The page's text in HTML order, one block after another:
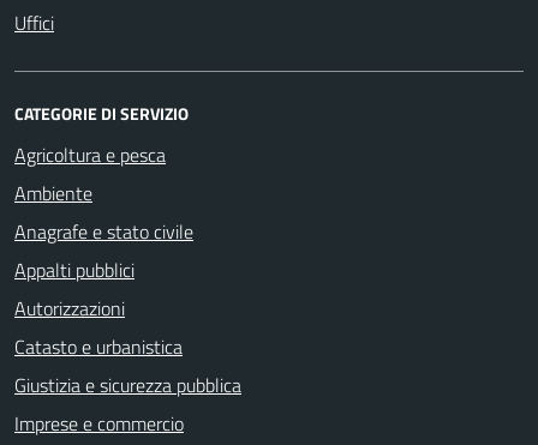
Uffici
CATEGORIE DI SERVIZIO
Agricoltura e pesca
Ambiente
Anagrafe e stato civile
Appalti pubblici
Autorizzazioni
Catasto e urbanistica
Giustizia e sicurezza pubblica
Imprese e commercio